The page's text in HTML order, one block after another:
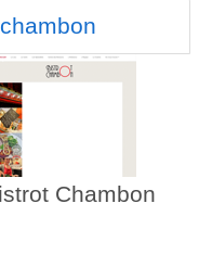
chambon
Chambon